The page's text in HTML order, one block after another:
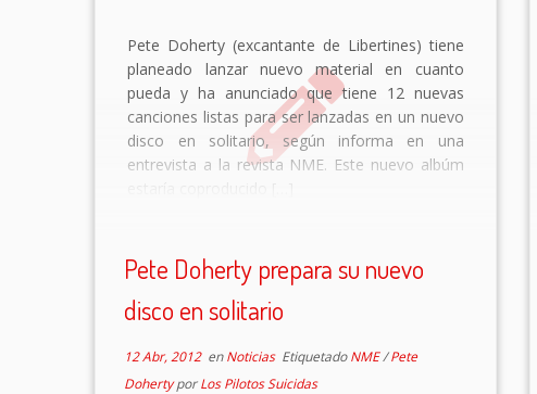
Pete Doherty (excantante de Libertines) tiene
planeado lanzar nuevo material en cuanto
pueda y ha anunciado que tiene 12 nuevas
canciones listas para ser lanzadas en un nuevo
disco en solitario, según informa en una
entrevista a la revista NME. Este nuevo albúm
Pete Doherty prepara su nuevo
disco en solitario
12 Abr, 2012enNoticias EtiquetadoNME/Pete
DohertyporLos Pilotos Suicidas